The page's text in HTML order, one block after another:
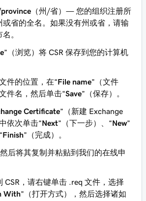
（州/省）— 您的组织注册所
或省的全名。如果没有州或省，请输
。
”（浏览）将 CSR 保存到您的计算机
件的位置，在“File name”（文件
件名，然后单击“Save”（保存）。
Certificate”（新建 Exchange
依次单击“Next”（下一步）、“New”
Finish”（完成）。
后将其复制并粘贴到我们的在线申
CSR，请右键单击 .req 文件，选择
With”（打开方式），然后选择诸如